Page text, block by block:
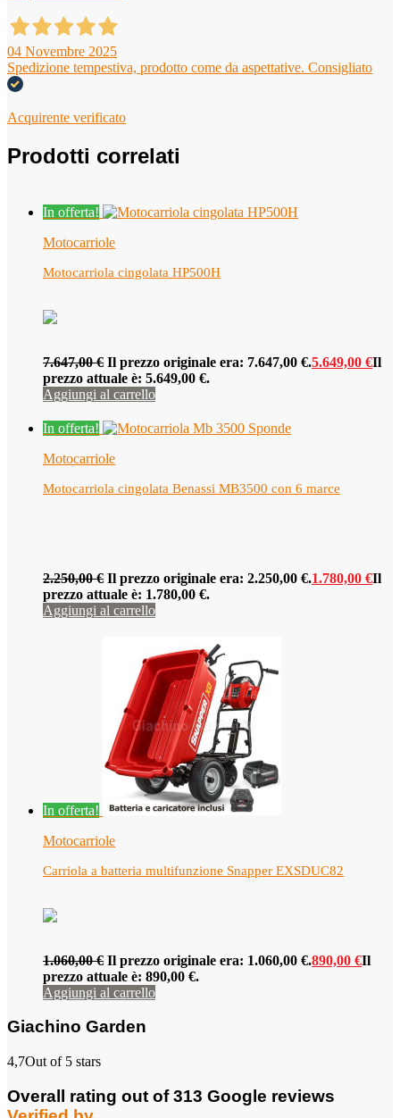
04 Novembre 2025
Spedizione tempestiva, prodotto come da aspettative. Consigliato
Acquirente verificato
Prodotti correlati
In offerta!
Motocarriole
Motocarriola cingolata HP500H
7.647,00€ Il prezzo originale era: 7.647,00 €.5.649,00 €Il
prezzo attuale è: 5.649,00 €.
Aggiungi al carrello
In offerta!
Motocarriole
Motocarriola cingolata Benassi MB3500 con 6 marce
2.250,00€ Il prezzo originale era: 2.250,00 €.1.780,00 €Il
prezzo attuale è: 1.780,00 €.
Aggiungi al carrello
In offerta!
Motocarriole
Carriola a batteria multifunzione Snapper EXSDUC82
1.060,00€ Il prezzo originale era: 1.060,00 €.890,00 €Il
prezzo attuale è: 890,00 €.
Aggiungi al carrello
Giachino Garden
4,7Out of 5 stars
Overall rating out of 313 Google reviews